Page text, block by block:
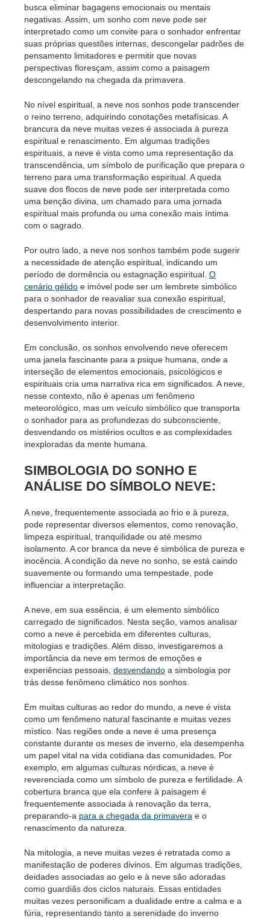
busca eliminar bagagens emocionais ou mentais
negativas. Assim, um sonho com neve pode ser
interpretado como um convite para o sonhador enfrentar
suas próprias questões internas, descongelar padrões de
pensamento limitadores e permitir que novas
perspectivas floresçam, assim como a paisagem
descongelando na chegada da primavera.
No nível espiritual, a neve nos sonhos pode transcender
o reino terreno, adquirindo conotações metafísicas. A
brancura da neve muitas vezes é associada à pureza
espiritual e renascimento. Em algumas tradições
espirituais, a neve é vista como uma representação da
transcendência, um símbolo de purificação que prepara o
terreno para uma transformação espiritual. A queda
suave dos flocos de neve pode ser interpretada como
uma benção divina, um chamado para uma jornada
espiritual mais profunda ou uma conexão mais íntima
com o sagrado.
Por outro lado, a neve nos sonhos também pode sugerir
a necessidade de atenção espiritual, indicando um
período de dormência ou estagnação espiritual. O
cenário gélido e imóvel pode ser um lembrete simbólico
para o sonhador de reavaliar sua conexão espiritual,
despertando para novas possibilidades de crescimento e
desenvolvimento interior.
Em conclusão, os sonhos envolvendo neve oferecem
uma janela fascinante para a psique humana, onde a
interseção de elementos emocionais, psicológicos e
espirituais cria uma narrativa rica em significados. A neve,
nesse contexto, não é apenas um fenômeno
meteorológico, mas um veículo simbólico que transporta
o sonhador para as profundezas do subconsciente,
desvendando os mistérios ocultos e as complexidades
inexploradas da mente humana.
SIMBOLOGIA DO SONHO E
ANÁLISE DO SÍMBOLO NEVE:
A neve, frequentemente associada ao frio e à pureza,
pode representar diversos elementos, como renovação,
limpeza espiritual, tranquilidade ou até mesmo
isolamento. A cor branca da neve é simbólica de pureza e
inocência. A condição da neve no sonho, se está caindo
suavemente ou formando uma tempestade, pode
influenciar a interpretação.
A neve, em sua essência, é um elemento simbólico
carregado de significados. Nesta seção, vamos analisar
como a neve é percebida em diferentes culturas,
mitologias e tradições. Além disso, investigaremos a
importância da neve em termos de emoções e
experiências pessoais, desvendando a simbologia por
trás desse fenômeno climático nos sonhos.
Em muitas culturas ao redor do mundo, a neve é vista
como um fenômeno natural fascinante e muitas vezes
místico. Nas regiões onde a neve é uma presença
constante durante os meses de inverno, ela desempenha
um papel vital na vida cotidiana das comunidades. Por
exemplo, em algumas culturas nórdicas, a neve é
reverenciada como um símbolo de pureza e fertilidade. A
cobertura branca que ela confere à paisagem é
frequentemente associada à renovação da terra,
preparando-a para a chegada da primavera e o
renascimento da natureza.
Na mitologia, a neve muitas vezes é retratada como a
manifestação de poderes divinos. Em algumas tradições,
deidades associadas ao gelo e à neve são adoradas
como guardiãs dos ciclos naturais. Essas entidades
muitas vezes personificam a dualidade entre a calma e a
fúria, representando tanto a serenidade do inverno